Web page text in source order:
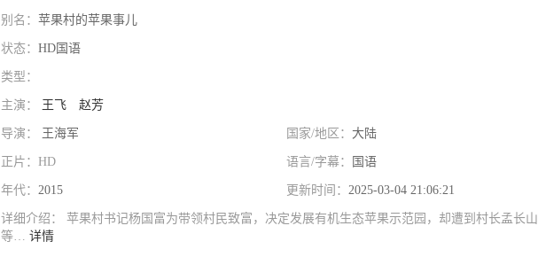
别名：苹果村的苹果事儿
状态：HD国语
类型：
主演： 王飞 赵芳
导演： 王海军 国家/地区： 大陆
正片：HD 语言/字幕： 国语
年代：2015 更新时间： 2025-03-04 21:06:21
详细介绍：
苹果村书记杨国富为带领村民致富，决定发展有机生态苹果示范园，却遭到村长孟长山
等… 详情